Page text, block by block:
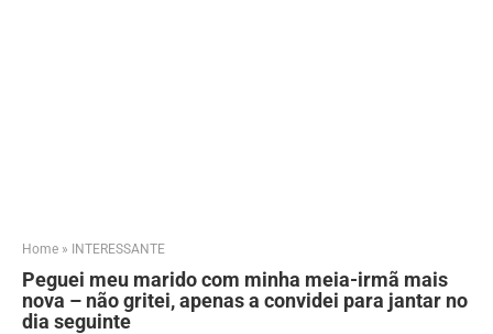
Home » INTERESSANTE
Peguei meu marido com minha meia-irmã mais
nova – não gritei, apenas a convidei para jantar no
dia seguinte